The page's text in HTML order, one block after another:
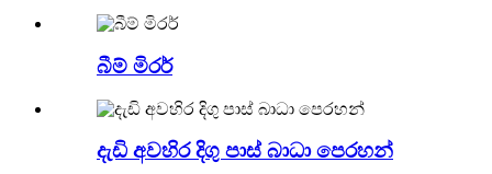
බීම් මිරර්
දැඩි අවහිර දිගු පාස් බාධා පෙරහන්